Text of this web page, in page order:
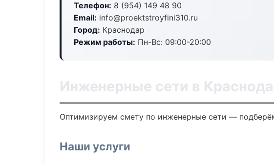
Телефон: 8 (954) 149 48 90
Email: info@proektstroyfini310.ru
Город: Краснодар
Режим работы: Пн-Вс: 09:00-20:00
Инженерные сети в
Оптимизируем смету по инженерные сети —
Наши услуги